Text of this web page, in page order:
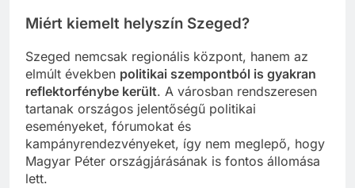
Miért kiemelt helyszín Szeged?
Szeged nemcsak regionális központ, hanem az
elmúlt években politikai szempontból is gyakran
reflektorfénybe került. A városban rendszeresen
tartanak országos jelentőségű politikai
eseményeket, fórumokat és
kampányrendezvényeket, így nem meglepő, hogy
Magyar Péter országjárásának is fontos állomása
lett.